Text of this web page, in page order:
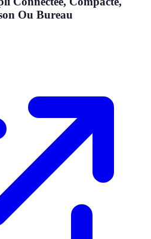
Ou Bureau